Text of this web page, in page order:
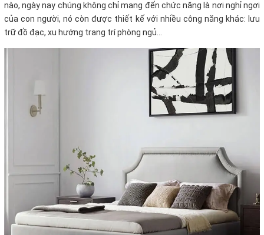
nào, ngày nay chúng không chỉ mang đến chức năng là nơi nghỉ ngơi
của con người, nó còn được thiết kế với nhiều công năng khác: lưu
trữ đồ đạc, xu hướng trang trí phòng ngủ...